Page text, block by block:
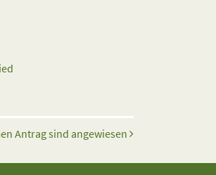
Antrag sind angewiesen